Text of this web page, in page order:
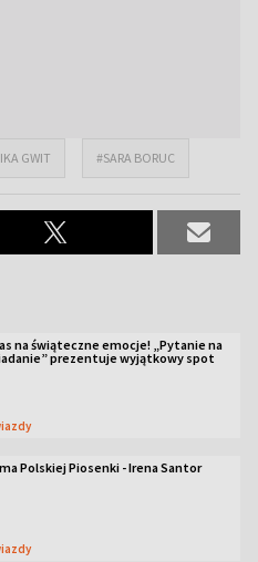
GWIT #SARA BORUC
na świąteczne emocje! „Pytanie na
prezentuje wyjątkowy spot
Polskiej Piosenki - Irena Santor